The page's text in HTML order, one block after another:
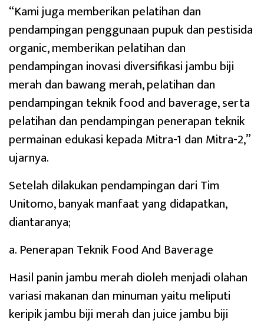
“Kami juga memberikan pelatihan dan
pendampingan penggunaan pupuk dan pestisida
organic, memberikan pelatihan dan
pendampingan inovasi diversifikasi jambu biji
merah dan bawang merah, pelatihan dan
pendampingan teknik food and baverage, serta
pelatihan dan pendampingan penerapan teknik
permainan edukasi kepada Mitra-1 dan Mitra-2,”
ujarnya.
Setelah dilakukan pendampingan dari Tim
Unitomo, banyak manfaat yang didapatkan,
diantaranya;
a. Penerapan Teknik Food And Baverage
Hasil panin jambu merah dioleh menjadi olahan
variasi makanan dan minuman yaitu meliputi
keripik jambu biji merah dan juice jambu biji